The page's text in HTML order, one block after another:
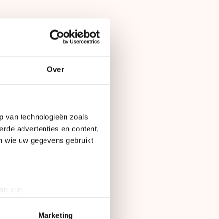
Over
van technologieën zoals
advertenties en content,
wie uw gegevens gebruikt
zijn
detailgedeeltein. U kunt uw
Marketing
Leerdam.
Rijpma-
Daleman,
Sanne in ‘t Hof.